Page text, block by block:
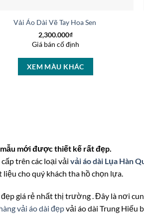
V50972
Vải Áo Dài Vẽ Tay Hoa Sen Thiết Kế
2,300.000₫
Giá bán cố định
XEM MÀU KHÁC
mới được thiết kế rất đẹp.
cấp trên các loại vải vải áo dài Lụa Hàn
liệu cho quý khách tha hồ chọn lựa.
giá rẻ nhất thị trường . Đây là nơi
vải áo dài đẹpvải áo dài Trung Hiếu